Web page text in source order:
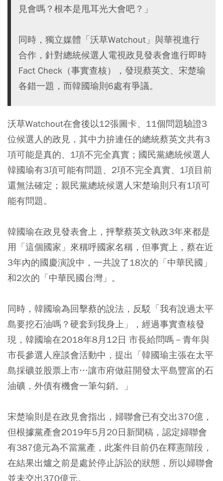
見會嗎？根本是甩耳光大會吧？」
同時，獨立媒體「沃草Watchout」與華視進行
合作，針對總統候選人電視政見發表會進行即時
Fact Check（事實查核），發現蔡英文、宋楚瑜
各錯一題，而韓國瑜則6處有爭議。
沃草Watchout在會後以12張圖卡、11個問題驗證3
位候選人的政見，其中力拚連任的總統蔡英文共有3
項可能是真的、1項不完全真實；國民黨總統候選人
韓國瑜有3項可能有問題、2項不完全真實、1項目前
還無法確定；親民黨總統候選人宋楚瑜則只有1項可
能有問題。
韓國瑜在政見發表會上，抨擊蔡英文執政3年來都是
用「這個國家」來稱呼國家名稱，但事實上，蔡在近
3年內的國慶演說中，一共說了18次的「中華民國」
和2次的「中華民國台灣」。
同時，韓國瑜為回擊蔡的說法，反駁「我有說過太平
島要挖石油嗎？硬套到我身上」，經過事實查核發
現，韓國瑜在2018年8月12日 市長給問嗎－青年與
市長參選人座談會活動中，提出「韓國瑜主張在太平
島採礦並股票上市…讓市府做莊開發太平島豐富的石
油礦，外債有機會一筆勾銷。」
宋楚瑜則是在政見會指出，婦聯會已有交出370億，
但根據黨產會2019年5月20日新聞稿，認定婦聯會
有387億元為不當黨產，此案件目前仍在釋憲階段，
在結果出爐之前是處於停止訴訟的狀態，所以婦聯會
並未交出370億元。